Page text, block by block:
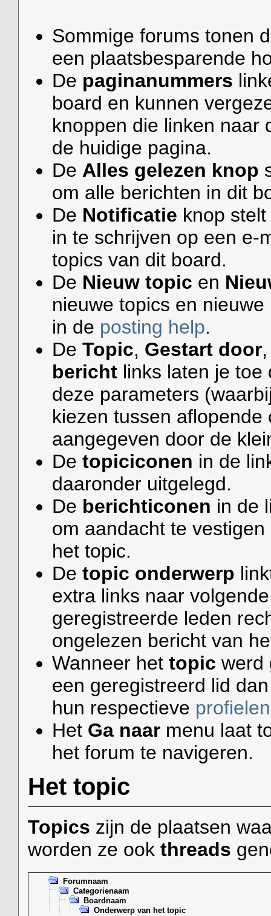
Sommige forums tonen
een plaatsbesparende
De paginanummers
board en kunnen
knoppen die linken naar
de huidige pagina.
De Alles gelezen knop
om alle berichten in dit
De Notificatie knop
in te schrijven op een e-
topics van dit board.
De Nieuw topic en
nieuwe topics en
in de posting help.
De Topic, Gestart door
berichtlinks laten je toe
deze parameters
kiezen tussen
aangegeven door de
De topiciconen in de
daaronder uitgelegd.
De berichticonen in de
om aandacht te
het topic.
De topic onderwerp
extra links naar
geregistreerde leden
ongelezen bericht van
Wanneer het topic werd
een geregistreerd lid
hun respectieve profielen
Het Ga naarmenu laat
het forum te navigeren.
Het topic
Topics zijn de plaatsen
worden ze ook threads
Forumnaam
Categorienaam
Boardnaam
Onderwerp van het topic